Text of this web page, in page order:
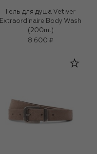
Гель для душа Vetiver
Extraordinaire Body Wash
(200ml)
8 600 ₽